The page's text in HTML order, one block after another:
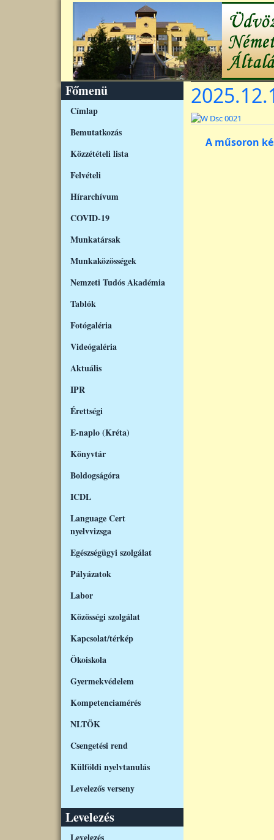
Ugrás a tartalomra
Főmenü
Címlap
Bemutatkozás
Közzétételi lista
Felvételi
Hírarchívum
COVID-19
Munkatársak
Munkaközösségek
Nemzeti Tudós Akadémia
Tablók
Fotógaléria
Videógaléria
Aktuális
IPR
Érettségi
E-naplo (Kréta)
Könyvtár
Boldogságóra
ICDL
Language Cert
nyelvvizsga
Egészségügyi szolgálat
Pályázatok
Labor
Közösségi szolgálat
Kapcsolat/térkép
Ökoiskola
Gyermekvédelem
Kompetenciamérés
NLTÖK
Csengetési rend
Külföldi nyelvtanulás
Levelezős verseny
Levelezés
Levelezés
Kép
A műsoron